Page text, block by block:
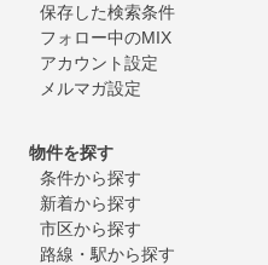
保存した検索条件
フォロー中のMIX
アカウント設定
メルマガ設定
物件を探す
条件から探す
新着から探す
市区から探す
路線・駅から探す